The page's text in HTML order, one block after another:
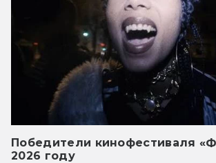
Победители кинофестиваля
2026 году